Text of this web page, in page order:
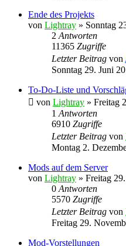
Ende des Projekts
von Lightray » Sonntag
2 Antworten
11365 Zugriffe
Letzter Beitrag von
Sonntag 29. Juni
To-Do-Liste und
von Lightray » Freitag
1 Antworten
6910 Zugriffe
Letzter Beitrag von
Montag 2.
Mods auf dem Server
von Lightray » Freitag
0 Antworten
5570 Zugriffe
Letzter Beitrag von
Freitag 29.
Mod-Vorstellungen